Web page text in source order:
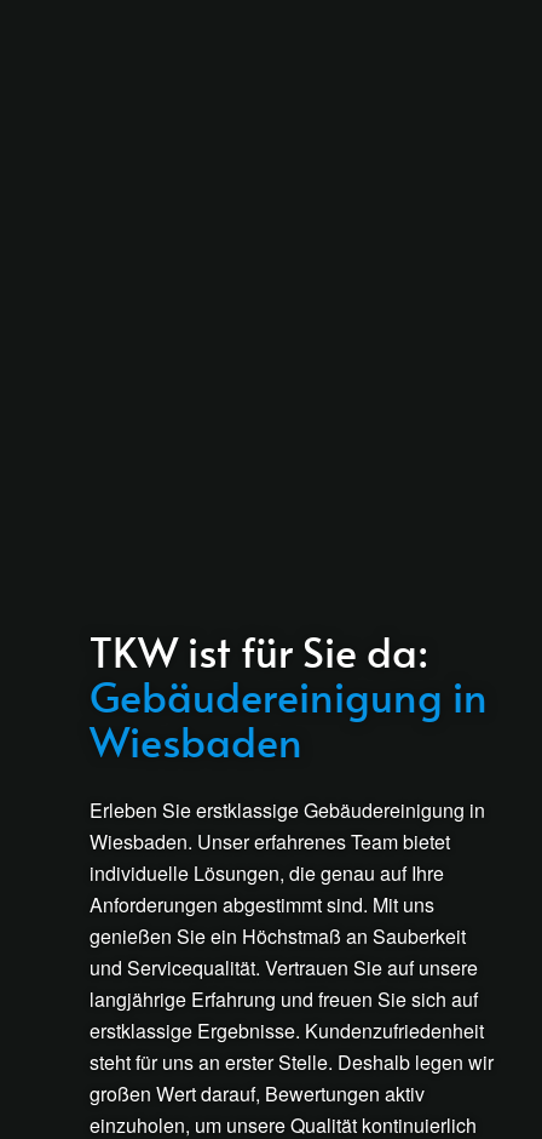
TKW ist für Sie da:
Gebäudereinigung in
Wiesbaden
Erleben Sie erstklassige Gebäudereinigung in
Wiesbaden. Unser erfahrenes Team bietet
individuelle Lösungen, die genau auf Ihre
Anforderungen abgestimmt sind. Mit uns
genießen Sie ein Höchstmaß an Sauberkeit
und Servicequalität. Vertrauen Sie auf unsere
langjährige Erfahrung und freuen Sie sich auf
erstklassige Ergebnisse. Kundenzufriedenheit
steht für uns an erster Stelle. Deshalb legen wir
großen Wert darauf, Bewertungen aktiv
einzuholen, um unsere Qualität kontinuierlich